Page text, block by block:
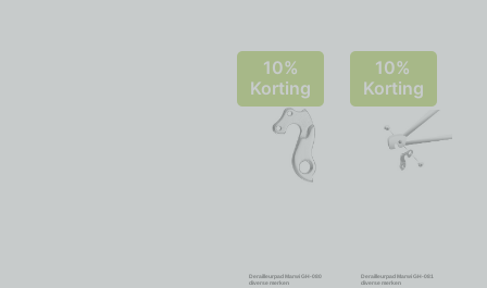
10%
Korting
Derailleurpad Marwi GH-080
diverse merken
10%
Korting
Derailleurpad Marwi GH-081
diverse merken